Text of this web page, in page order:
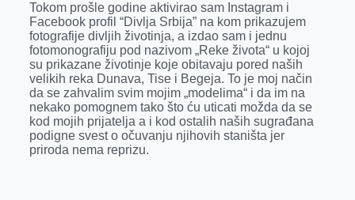
Tokom prošle godine aktivirao sam Instagram i
Facebook profil “Divlja Srbija” na kom prikazujem
fotografije divljih životinja, a izdao sam i jednu
fotomonografiju pod nazivom „Reke života“ u kojoj
su prikazane životinje koje obitavaju pored naših
velikih reka Dunava, Tise i Begeja. To je moj način
da se zahvalim svim mojim „modelima“ i da im na
nekako pomognem tako što ću uticati možda da se
kod mojih prijatelja a i kod ostalih naših sugrađana
podigne svest o očuvanju njihovih staništa jer
priroda nema reprizu.